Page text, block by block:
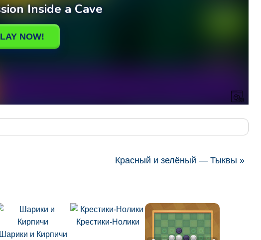
Красный и зелёный — Тыквы »
Шарики и Кирпичи
Крестики-Нолики